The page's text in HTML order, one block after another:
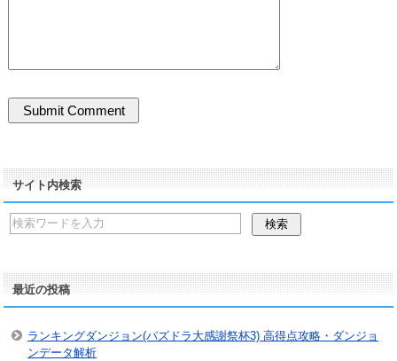
サイト内検索
最近の投稿
ランキングダンジョン(パズドラ大感謝祭杯3) 高得点攻略・ダンジョ
ンデータ解析